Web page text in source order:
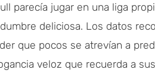
parecía jugar en una liga
deliciosa. Los datos
que pocos se atrevían a
veloz que recuerda a